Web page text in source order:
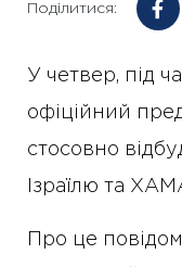
Поділитися:
У четвер, під
офіційний
стосовно
Ізраїлю та
Про це